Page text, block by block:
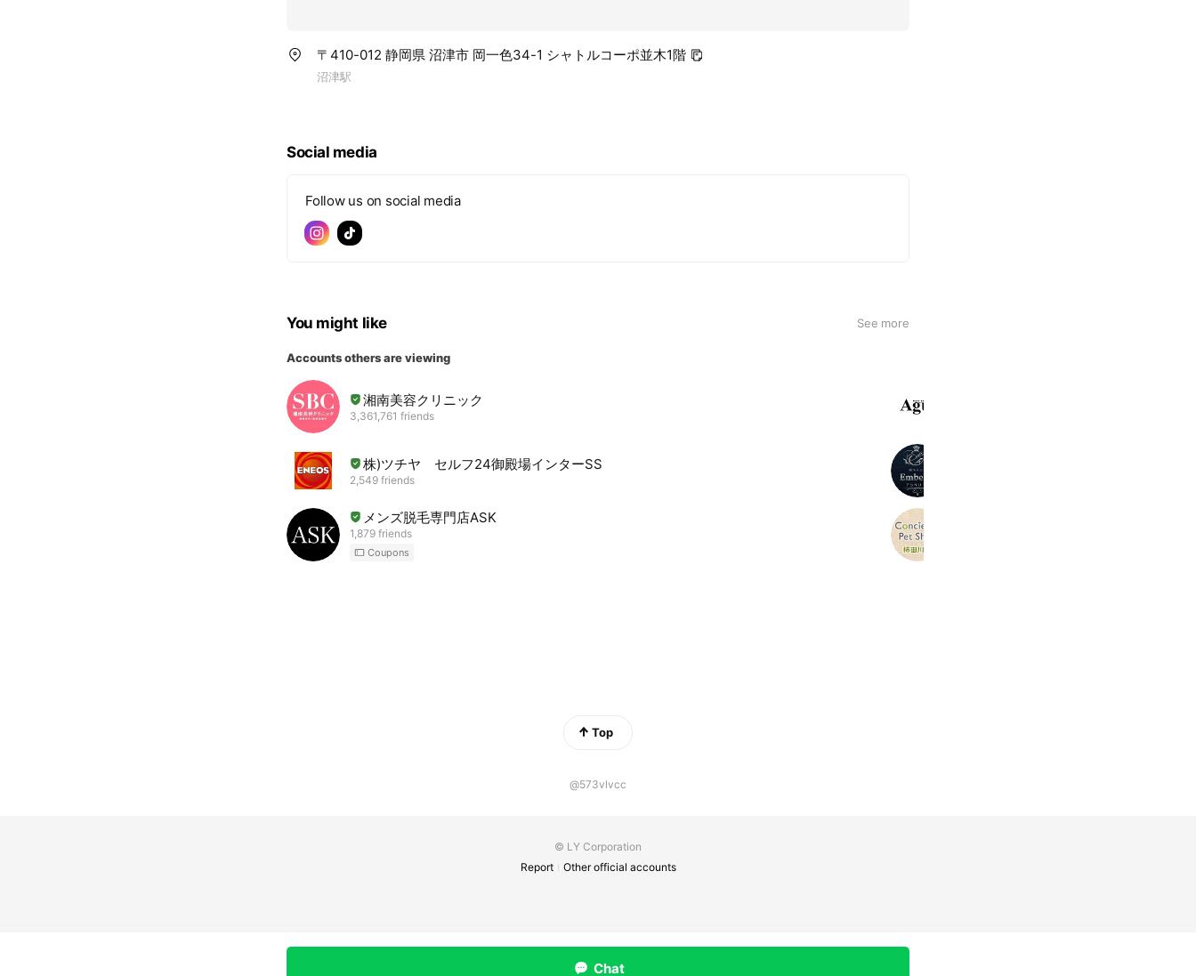
〒410-012 静岡県 沼津市 岡一色34-1 シャトルコーポ並木1階
沼津駅
Social media
Follow us on social media
You might like See more
Accounts others are viewing
湘南美容クリニック
3,361,761 friends
株)ツチヤ セルフ24御殿場インターSS
2,549 friends
メンズ脱毛専門店ASK
1,879 friends
Coupons
Top
@573vlvcc
© LY Corporation
Report
Other official accounts
Chat